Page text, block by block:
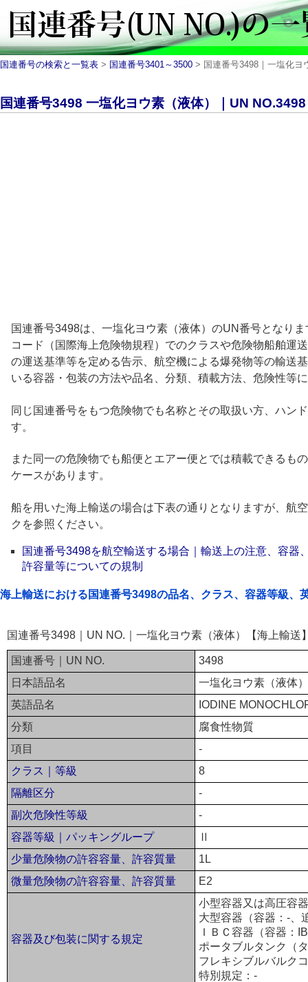
国連番号の検索と一覧表 > 国連番号3401～3500 > 国連番号3498｜一塩化ヨ
国連番号3498 一塩化ヨウ素（液体）｜UN NO.3498
国連番号3498は、一塩化ヨウ素（液体）のUN番号となり
コード（国際海上危険物規程）でのクラスや危険物船舶運
の運送基準等を定める告示、航空機による爆発物等の輸送
いる容器・包装の方法や品名、分類、積載方法、危険性等
同じ国連番号をもつ危険物でも名称とその取扱い方、ハン
す。
また同一の危険物でも船便とエアー便とでは積載できるも
ケースがあります。
船を用いた海上輸送の場合は下表の通りとなりますが、航
クを参照ください。
国連番号3498を航空輸送する場合｜輸送上の注意、容器
許容量等についての規制
海上輸送における国連番号3498の品名、クラス、容器等級、
国連番号3498｜UN NO.｜一塩化ヨウ素（液体）【海上輸送
国連番号｜UN NO.
3498
日本語品名
一塩化ヨウ素（液体）
英語品名
IODINE
分類
腐食性物質
項目
-
クラス｜等級
8
隔離区分
-
副次危険性等級
-
容器等級｜パッキングループ
Ⅱ
少量危険物の許容容量、許容質量
1L
微量危険物の許容容量、許容質量
E2
容器及び包装に関する規定
小型容器又は高圧容
大型容器（容器：-、
ＩＢＣ容器（容器：
ポータブルタンク（
フレキシブルバルク
特別規定：-